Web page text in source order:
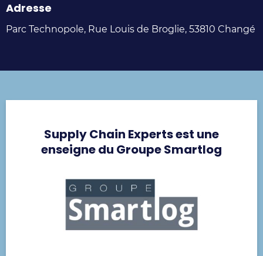
Adresse
Parc Technopole, Rue Louis de Broglie, 53810 Changé
Supply Chain Experts est une
enseigne du Groupe Smartlog